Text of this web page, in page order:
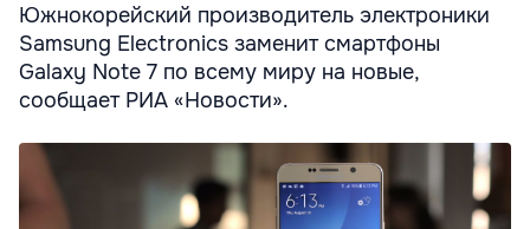
Южнокорейский производитель электроники
Samsung Electronics заменит смартфоны
Galaxy Note 7 по всему миру на новые,
сообщает РИА «Новости».